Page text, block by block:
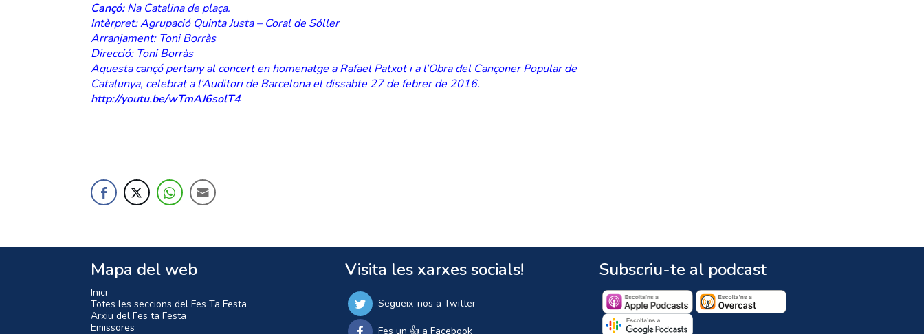
Cançó:Na Catalina de plaça.
Intèrpret: Agrupació Quinta Justa – Coral de Sóller
Arranjament: Toni Borràs
Direcció: Toni Borràs
Aquesta cançó pertany al concert en homenatge a Rafael Patxot i a l’Obra del Cançoner Popular de
Catalunya, celebrat a l’Auditori de Barcelona el dissabte 27 de febrer de 2016.
http://youtu.be/wTmAJ6solT4
Mapa del web
Inici
Totes les seccions del Fes Ta Festa
Arxiu del Fes ta Festa
Emissores
Visita les xarxes socials!
Segueix-nos a Twitter
Fes un 👍 a Facebook
Subscriu-te al podcast